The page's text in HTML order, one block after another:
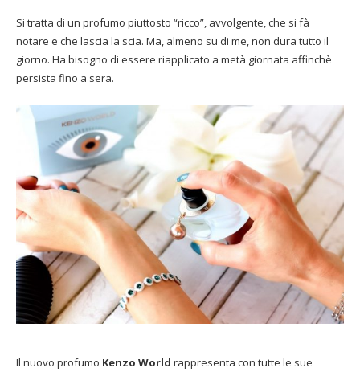
Si tratta di un profumo piuttosto “ricco”, avvolgente, che si fà
notare e che lascia la scia. Ma, almeno su di me, non dura tutto il
giorno. Ha bisogno di essere riapplicato a metà giornata affinchè
persista fino a sera.
Il nuovo profumo Kenzo World rappresenta con tutte le sue